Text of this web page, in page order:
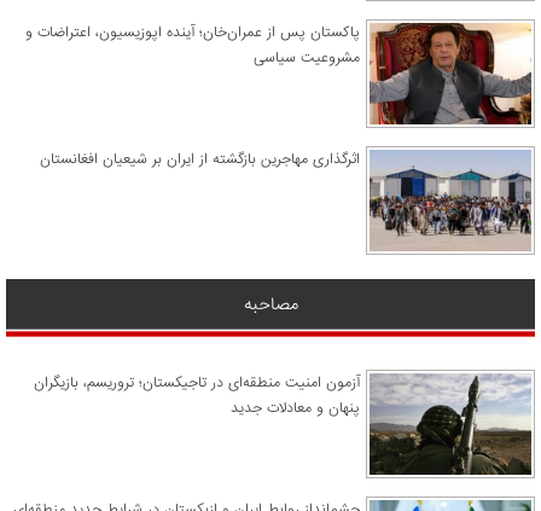
پاکستان پس از عمران‌خان؛ آینده اپوزیسیون، اعتراضات و
مشروعیت سیاسی
اثرگذاری مهاجرین بازگشته از ایران بر شیعیان افغانستان
مصاحبه
آزمون امنیت منطقه‌ای در تاجیکستان؛ تروریسم، بازیگران
پنهان و معادلات جدید